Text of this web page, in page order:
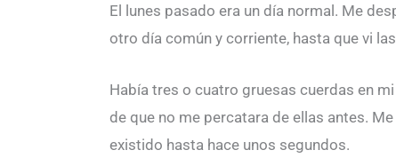
El lunes pasado era un día normal. Me
otro día común y corriente, hasta que vi
Había tres o cuatro gruesas cuerdas en
de que no me percatara de ellas antes.
existido hasta hace unos segundos.